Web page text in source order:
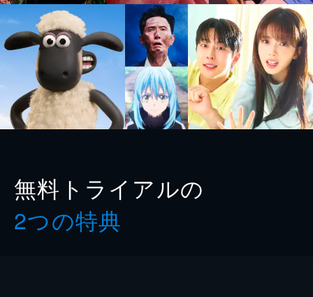
無料トライアルの
2つの特典